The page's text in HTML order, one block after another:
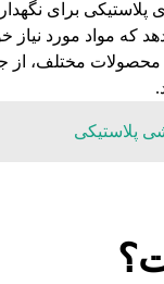
برای
که مواد مورد
مختلف، از
پلاستیکی